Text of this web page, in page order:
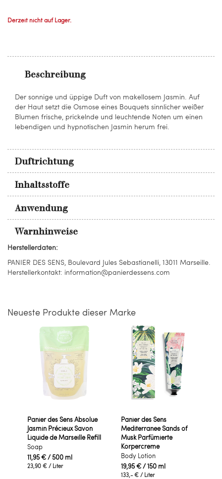
Derzeit nicht auf Lager.
Beschreibung
Der sonnige und üppige Duft von makellosem Jasmin. Auf
der Haut setzt die Osmose eines Bouquets sinnlicher weißer
Blumen frische, prickelnde und leuchtende Noten um einen
lebendigen und hypnotischen Jasmin herum frei.
Duftrichtung
Inhaltsstoffe
Anwendung
Warnhinweise
Herstellerdaten:
PANIER DES SENS, Boulevard Jules Sebastianelli, 13011 Marseille.
Herstellerkontakt: information@panierdessens.com
Neueste Produkte dieser Marke
Panier des Sens Absolue
Jasmin Précieux Savon
Liquide de Marseille Refill
Soap
11,95 €/ 500 ml
23,90 € / Liter
Panier des Sens
Mediterranee Sands of
Musk Parfümierte
Körpercreme
Body Lotion
19,95 €/ 150 ml
133,- € / Liter